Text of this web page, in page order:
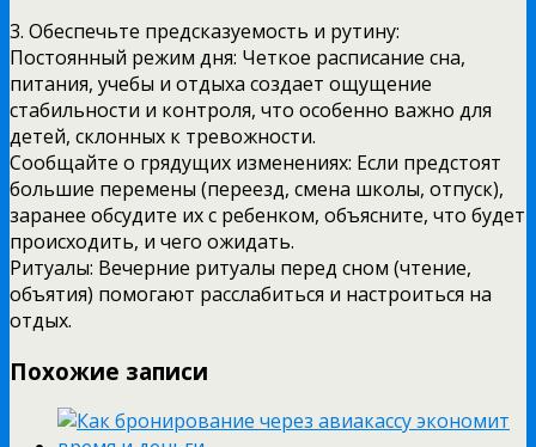
3. Обеспечьте предсказуемость и рутину:
Постоянный режим дня: Четкое расписание сна,
питания, учебы и отдыха создает ощущение
стабильности и контроля, что особенно важно для
детей, склонных к тревожности.
Сообщайте о грядущих изменениях: Если предстоят
большие перемены (переезд, смена школы, отпуск),
заранее обсудите их с ребенком, объясните, что будет
происходить, и чего ожидать.
Ритуалы: Вечерние ритуалы перед сном (чтение,
объятия) помогают расслабиться и настроиться на
отдых.
Похожие записи